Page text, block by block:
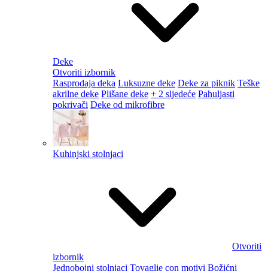
Deke
Otvoriti izbornik
Rasprodaja deka Luksuzne deke Deke za piknik Teške
akrilne deke Plišane deke + 2 sljedeće Pahuljasti
pokrivači Deke od mikrofibre
Kuhinjski stolnjaci
Otvoriti
izbornik
Jednobojni stolnjaci Tovaglie con motivi Božićni